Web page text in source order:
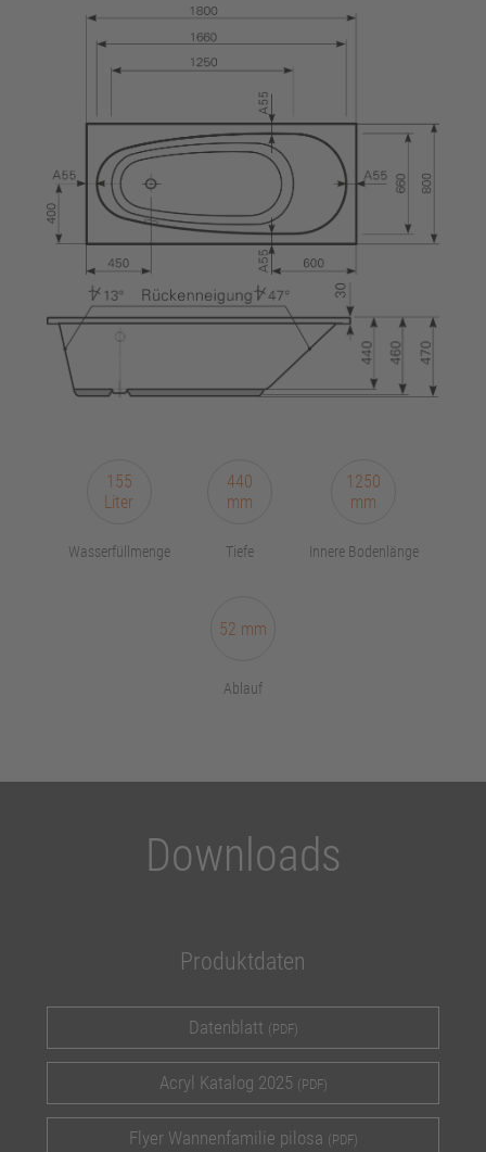
155
Liter
Wasserfüllmenge
440
mm
Tiefe
1250
mm
Innere Bodenlänge
52 mm
Ablauf
Downloads
Produktdaten
Datenblatt (PDF)
Acryl Katalog 2025 (PDF)
Flyer Wannenfamilie pilosa (PDF)